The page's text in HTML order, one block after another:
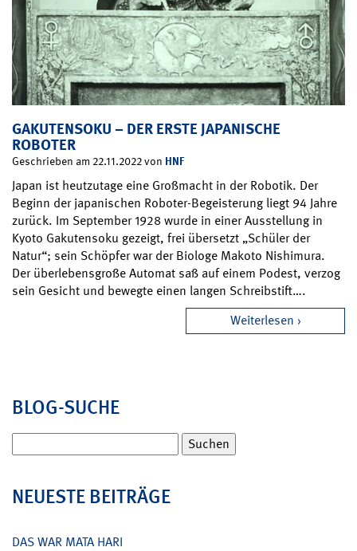
GAKUTENSOKU – DER ERSTE JAPANISCHE
ROBOTER
Geschrieben am 22.11.2022 von HNF
Japan ist heutzutage eine Großmacht in der Robotik. Der
Beginn der japanischen Roboter-Begeisterung liegt 94 Jahre
zurück. Im September 1928 wurde in einer Ausstellung in
Kyoto Gakutensoku gezeigt, frei übersetzt „Schüler der
Natur“; sein Schöpfer war der Biologe Makoto Nishimura.
Der überlebensgroße Automat saß auf einem Podest, verzog
sein Gesicht und bewegte einen langen Schreibstift….
Weiterlesen
BLOG-SUCHE
nach:
NEUESTE BEITRÄGE
DAS WAR MATA HARI